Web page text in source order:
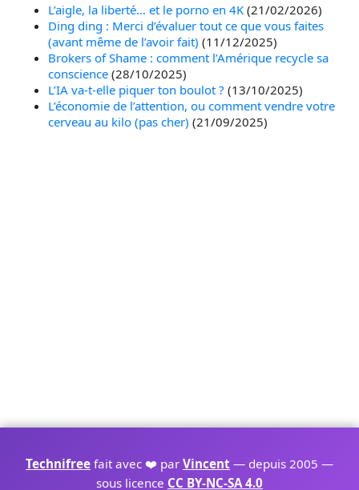
L’aigle, la liberté… et le porno en 4K (21/02/2026)
Ding ding : Merci d’évaluer tout ce que vous faites
(avant même de l’avoir fait) (11/12/2025)
Brokers of Shame : comment l’Amérique recycle sa
conscience (28/10/2025)
L’IA va-t-elle piquer ton boulot ? (13/10/2025)
L’économie de l’attention, ou comment vendre votre
cerveau au kilo (pas cher) (21/09/2025)
Technifree fait avec ❤️ par Vincent — depuis 2005 —
sous licence CC BY-NC-SA 4.0